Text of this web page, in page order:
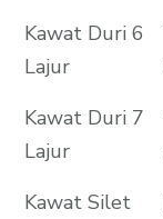
Kawat Duri 6
Lajur
Kawat Duri 7
Lajur
Kawat Silet